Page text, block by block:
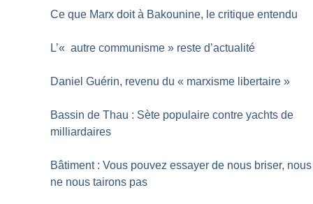
Ce que Marx doit à Bakounine, le critique entendu
L’« autre communisme » reste d’actualité
Daniel Guérin, revenu du « marxisme libertaire »
Bassin de Thau : Sète populaire contre yachts de
milliardaires
Bâtiment : Vous pouvez essayer de nous briser, nous
ne nous tairons pas